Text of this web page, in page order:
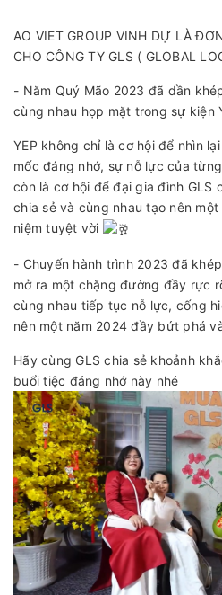
AO VIET GROUP VINH DỰ LÀ
CHO CÔNG TY GLS ( GLOBAL
- Năm Quý Mão 2023 đã dần
cùng nhau họp mặt trong sự kiện
YEP không chỉ là cơ hội để nhìn
mốc đáng nhớ, sự nỗ lực của
còn là cơ hội để đại gia đình GLS
chia sẻ và cùng nhau tạo nên
niệm tuyệt vời
- Chuyến hành trình 2023 đã
mở ra một chặng đường đầy rực
cùng nhau tiếp tục nỗ lực, cống
nên một năm 2024 đầy bứt phá
Hãy cùng GLS chia sẻ khoảnh
buổi tiệc đáng nhớ này nhé